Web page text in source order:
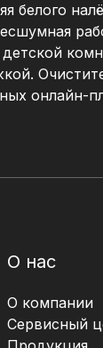
онлайн-
О нас
О компании
Сервисный